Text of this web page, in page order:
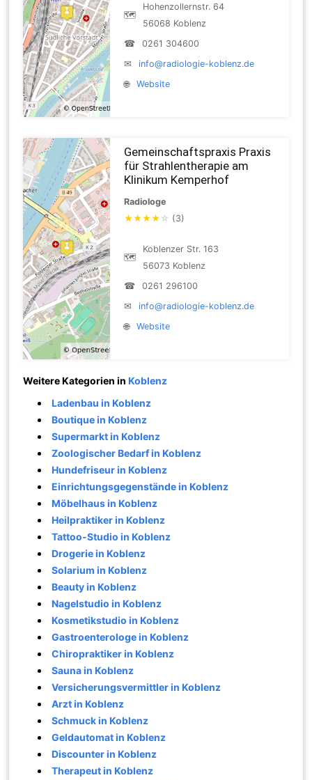
🗺
Hohenzollernstr. 64
56068 Koblenz
☎
0261 304600
✉
info@radiologie-koblenz.de
🌐
Website
Gemeinschaftspraxis Praxis
für Strahlentherapie am
Klinikum Kemperhof
Radiologe
★★★★ ☆ (3)
🗺
Koblenzer Str. 163
56073 Koblenz
☎
0261 296100
✉
info@radiologie-koblenz.de
🌐
Website
Weitere Kategorien inKoblenz
Ladenbau in Koblenz
Boutique in Koblenz
Supermarkt in Koblenz
Zoologischer Bedarf in Koblenz
Hundefriseur in Koblenz
Einrichtungsgegenstände in Koblenz
Möbelhaus in Koblenz
Heilpraktiker in Koblenz
Tattoo-Studio in Koblenz
Drogerie in Koblenz
Solarium in Koblenz
Beauty in Koblenz
Nagelstudio in Koblenz
Kosmetikstudio in Koblenz
Gastroenterologe in Koblenz
Chiropraktiker in Koblenz
Sauna in Koblenz
Versicherungsvermittler in Koblenz
Arzt in Koblenz
Schmuck in Koblenz
Geldautomat in Koblenz
Discounter in Koblenz
Therapeut in Koblenz